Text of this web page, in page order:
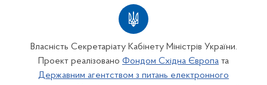
Власність Секретаріату Кабінету Міністрів України.
Проект реалізовано Фондом Східна Європа та
Державним агентством з питань електронного